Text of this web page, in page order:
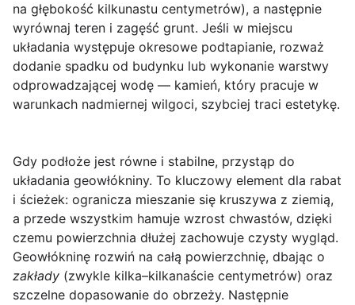
na głębokość kilkunastu centymetrów), a następnie
wyrównaj teren i zagęść grunt. Jeśli w miejscu
układania występuje okresowe podtapianie, rozważ
dodanie spadku od budynku lub wykonanie warstwy
odprowadzającej wodę — kamień, który pracuje w
warunkach nadmiernej wilgoci, szybciej traci estetykę.
Gdy podłoże jest równe i stabilne, przystąp do
układania geowłókniny. To kluczowy element dla rabat
i ścieżek: ogranicza mieszanie się kruszywa z ziemią,
a przede wszystkim hamuje wzrost chwastów, dzięki
czemu powierzchnia dłużej zachowuje czysty wygląd.
Geowłókninę rozwiń na całą powierzchnię, dbając o
zakłady (zwykle kilka–kilkanaście centymetrów) oraz
szczelne dopasowanie do obrzeży. Następnie